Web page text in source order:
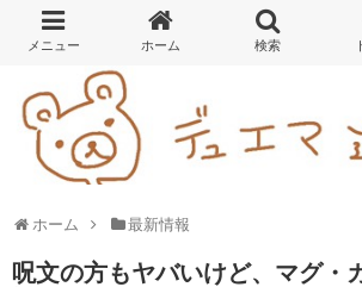
ホーム 最新情報
呪文の方もヤバいけど、マグ・